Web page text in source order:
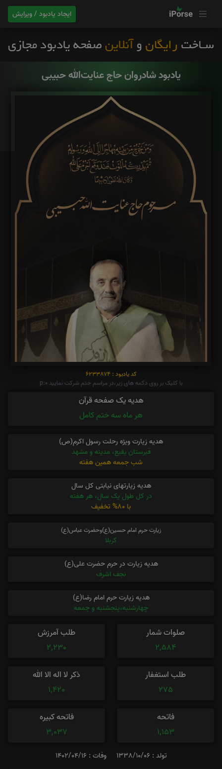
ایجاد یادبود / ویرایش
یادبود شادروان حاج عنایت‌الله حبیبی
کد یادبود : 6233874
با کلیک بر روی دکمه های زیر،در مراسم ختم شرکت نمایید p:0
هدیه یک صفحه قرآن
هر ماه سه ختم کامل
هدیه زیارت ویژه رحلت رسول اکرم(ص)
قبرستان بقیع، مدینه و مشهد
شب جمعه همین هفته
هدیه زیارتهای نیابتی کل سال
در کل طول یک سال، هر هفته
با 80% تخفیف
زیارت حرم امام حسین(ع)وحضرت عباس(ع)
کربلا
هدیه زیارت در حرم حضرت علی(ع)
نجف اشرف
هدیه زیارت حرم امام رضا(ع)
چهارشنبه،پنجشنبه و جمعه
صلوات شمار
2,584
طلب آمرزش
2,230
طلب استغفار
275
ذکر لا اله الا الله
1,420
فاتحه
1,153
فاتحه کبیره
3,037
تولد : 1338/10/06 وفات : 1402/04/16